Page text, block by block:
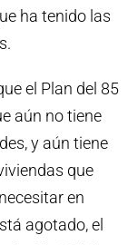
ha tenido las
el Plan del 85
aún no tiene
y aún tiene
que
en
agotado, el